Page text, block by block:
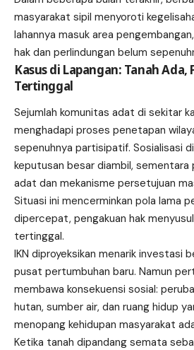
masyarakat sipil menyoroti
lahannya masuk area
hak dan perlindungan belum
Kasus di Lapangan: Tanah Ada,
Tertinggal
Sejumlah komunitas adat di sekitar
menghadapi proses penetapan
sepenuhnya partisipatif. Sosialisasi
keputusan besar diambil, sementara
adat dan mekanisme persetujuan
Situasi ini mencerminkan pola lama
dipercepat, pengakuan hak
tertinggal.
IKN diproyeksikan menarik investasi
pusat pertumbuhan baru. Namun
membawa konsekuensi sosial:
hutan, sumber air, dan ruang hidup
menopang kehidupan masyarakat
Ketika tanah dipandang semata